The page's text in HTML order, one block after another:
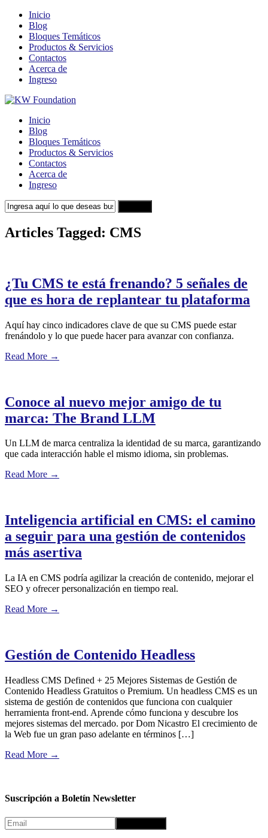
Inicio
Blog
Bloques Temáticos
Productos & Servicios
Contactos
Acerca de
Ingreso
Inicio
Blog
Bloques Temáticos
Productos & Servicios
Contactos
Acerca de
Ingreso
Articles Tagged: CMS
¿Tu CMS te está frenando? 5 señales de
que es hora de replantear tu plataforma
Aquí hay cinco indicadores clave de que su CMS puede estar
frenándolo y lo que puede hacer para avanzar con confianza.
Read More →
Conoce al nuevo mejor amigo de tu
marca: The Brand LLM
Un LLM de marca centraliza la identidad de su marca, garantizando
que cada interacción hable el mismo idioma, sin problemas.
Read More →
Inteligencia artificial en CMS: el camino
a seguir para una gestión de contenidos
más asertiva
La IA en CMS podría agilizar la creación de contenido, mejorar el
SEO y ofrecer personalización en tiempo real.
Read More →
Gestión de Contenido Headless
Headless CMS Defined + 25 Mejores Sistemas de Gestión de
Contenido Headless Gratuitos o Premium. Un headless CMS es un
sistema de gestión de contenidos que funciona con cualquier
herramienta front-end. Aprende cómo funciona y descubre los
mejores sistemas del mercado. por Dom Nicastro El crecimiento de
la Web fue un gran paso adelante en términos […]
Read More →
Suscripción a Boletín Newsletter